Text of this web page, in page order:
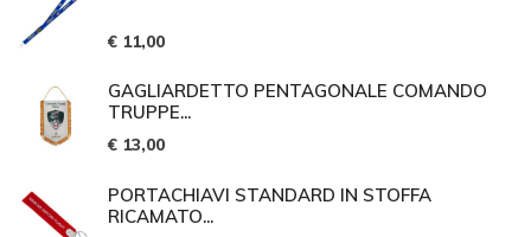
€ 11,00
GAGLIARDETTO PENTAGONALE COMANDO
TRUPPE...
€ 13,00
PORTACHIAVI STANDARD IN STOFFA
RICAMATO...